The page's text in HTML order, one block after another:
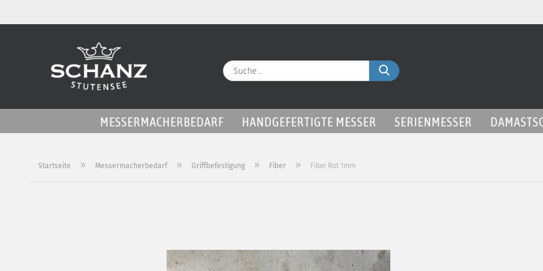
Suche...
MESSERMACHERBEDARF HANDGEFERTIGTE MESSER SERIENMESSER
Startseite » Messermacherbedarf » Griffbefestigung » Fiber » Fiber Rot 1mm